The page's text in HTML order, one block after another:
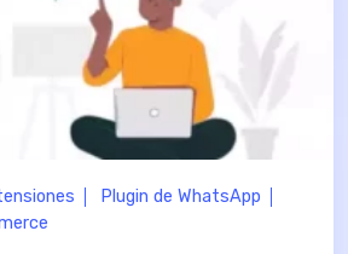
Plugin de WhatsApp